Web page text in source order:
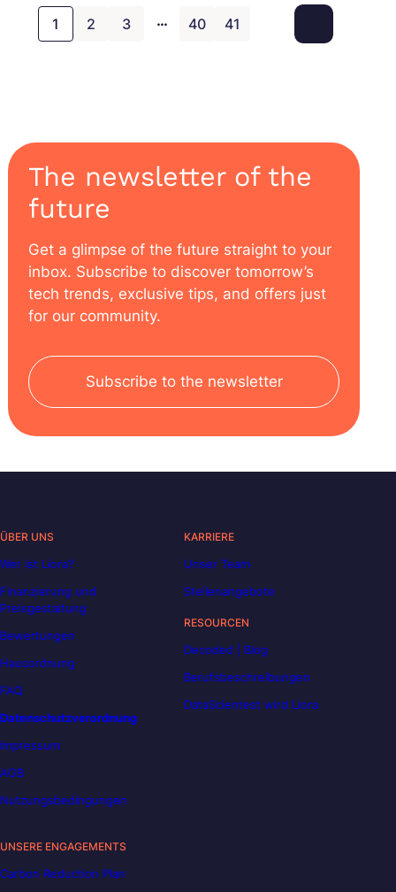
zurückzukehren, indem sie sich insbesondere
auf die Reduzierung von Verschwendung und
1 2 3 … 40 41
The newsletter of the
future
Get a glimpse of the future straight to your
inbox. Subscribe to discover tomorrow’s
tech trends, exclusive tips, and offers just
for our community.
Subscribe to the newsletter
ÜBER UNS
Wer ist Liora?
Finanzierung und
Preisgestaltung
Bewertungen
Hausordnung
FAQ
Datenschutzverordnung
Impressum
AGB
Nutzungsbedingungen
KARRIERE
Unser Team
Stellenangebote
RESOURCEN
Decoded | Blog
Berufsbeschreibungen
DataScientest wird Liora
UNSERE ENGAGEMENTS
Carbon Reduction Plan